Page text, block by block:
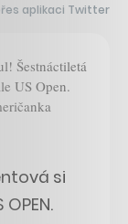
aplikaci Twitter
Šestnáctiletá
US Open.
si